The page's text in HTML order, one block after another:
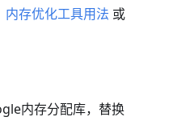
内存优化工具用法 或
内存分配库，替换